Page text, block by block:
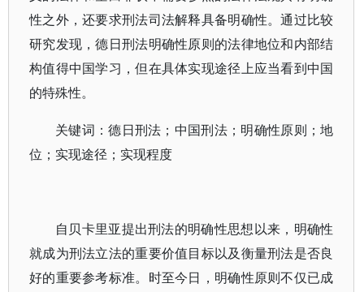
性之外，还要求刑法司法解释具备明确性。通过比较
研究发现，德日刑法明确性原则的法律地位和内部结
构值得中国学习，但在具体实现途径上应当看到中国
的特殊性。
关键词：德日刑法；中国刑法；明确性原则；地
位；实现途径；实现程度
自贝卡里亚提出刑法的明确性思想以来，明确性
就成为刑法立法的重要价值目标以及衡量刑法是否良
好的重要参考标准。时至今日，明确性原则不仅已成